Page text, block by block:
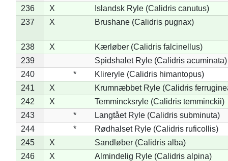
236
X
Islandsk Ryle (Calidris canutus)
237
X Brushane (Calidris pugnax)
238 X
Kærløber (Calidris falcinellus)
239
Spidshalet Ryle (Calidris acuminata)
240
*
Klireryle (Calidris himantopus)
241
X
Krumnæbbet Ryle (Calidris
242
X
Temmincksryle (Calidris temminckii)
243
*
Langtået Ryle (Calidris subminuta)
244
*
Rødhalset Ryle (Calidris ruficollis)
245
X
Sandløber (Calidris alba)
246
X
Almindelig Ryle (Calidris alpina)